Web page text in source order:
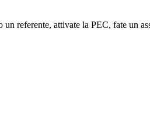
referente, attivate la PEC, fate un